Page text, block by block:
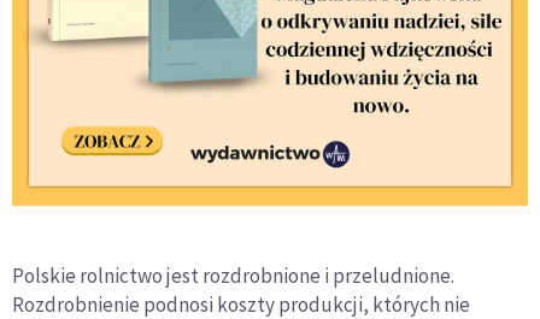
Polskie rolnictwo jest rozdrobnione i przeludnione.
Rozdrobnienie podnosi koszty produkcji, których nie